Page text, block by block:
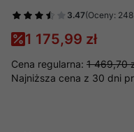
3.47(Oceny:
1 175,99 zł
Cena regularna: 1 469,70
Najniższa cena z 30 dni